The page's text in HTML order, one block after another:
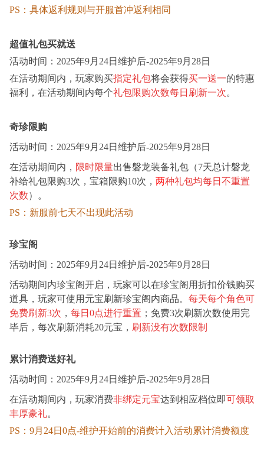
PS：具体返利规则与开服首冲返利相同
超值礼包买就送
活动时间： 2025年9月 24日 维护后-2025年9月 28日
在活动期间内，玩家购买指定礼包将会获得买一送一的特惠
福利，在活动期间内每个礼包限购次数每日刷新一次。
奇珍限购
活动时间： 2025年9月 24日 维护后-2025年9月 28日
在活动期间内， 限时限量出售磐龙装备礼包（7天总计磐龙
补给礼包限购3次，宝箱限购10次， 两种礼包均每日不重置
次数）。
PS：新服前七天不出现此活动
珍宝阁
活动时间： 2025年9月 24日 维护后-2025年9月 28日
活动期间内珍宝阁开启，玩家可以在珍宝阁用折扣价钱购买
道具，玩家可使用元宝刷新珍宝阁内商品。 每天每个角色可
免费刷新3次 ， 每日0点进行重置 ；免费3次刷新次数使用完
毕后，每次刷新消耗20元宝， 刷新没有次数限制
累计消费送好礼
活动时间： 2025年9月 24日 维护后-2025年9月 28日
在活动期间内，玩家消费非绑定元宝达到相应档位即可领取
丰厚豪礼。
PS：9月24日0点-维护开始前的消费计入活动累计消费额度